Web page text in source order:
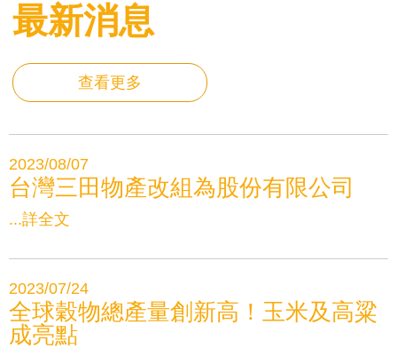
最新消息
查看更多
2023/08/07
台灣三田物產改組為股份有限公司
...詳全文
2023/07/24
全球穀物總產量創新高！玉米及高粱
成亮點